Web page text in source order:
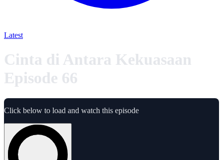
Latest
Cinta di Antara Kekuasaan
Episode 66
Click below to load and watch this episode